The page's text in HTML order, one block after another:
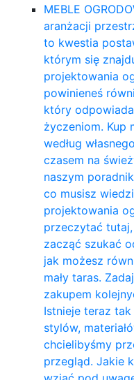
MEBLE
aranżacji
to kwestia
którym się
projektowania
powinieneś
który
życzeniom. Kup
według
czasem na
naszym
co musisz
projektowania
przeczytać
zacząć szukać
jak możesz
mały taras.
zakupem
Istnieje teraz
stylów,
chcielibyśmy
przegląd. Jakie